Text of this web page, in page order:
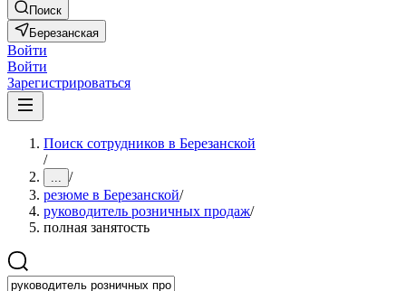
Поиск
Березанская
Войти
Войти
Зарегистрироваться
Поиск сотрудников в Березанской
/
... /
резюме в Березанской/
руководитель розничных продаж/
полная занятость